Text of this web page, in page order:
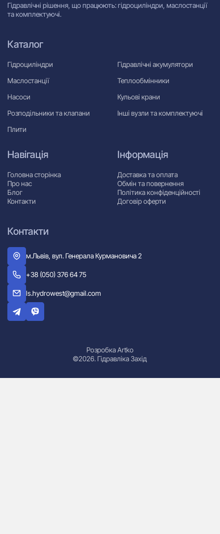
Гідравлічні рішення, що працюють: гідроциліндри, маслостанції
та комплектуючі.
Навігація
Головна сторінка
Про нас
Блог
Контакти
Каталог
Гідроциліндри
Маслостанції
Насоси
Розподільники та клапани
Плити
Гідравлічні акумулятори
Теплообмінники
Кульові крани
Інші вузли та комплектуючі
Інформація
Доставка та оплата
Обмін та повернення
Політика конфіденційності
Договір оферти
Контакти
м.Львів, вул. Генерала Курмановича 2
+38 (050) 376 64 75
ls.hydrowest@gmail.com
©2026. Гідравліка Захід
Розробка Artko